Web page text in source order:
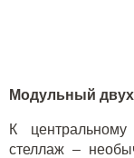
Модульный
К
стеллаж –